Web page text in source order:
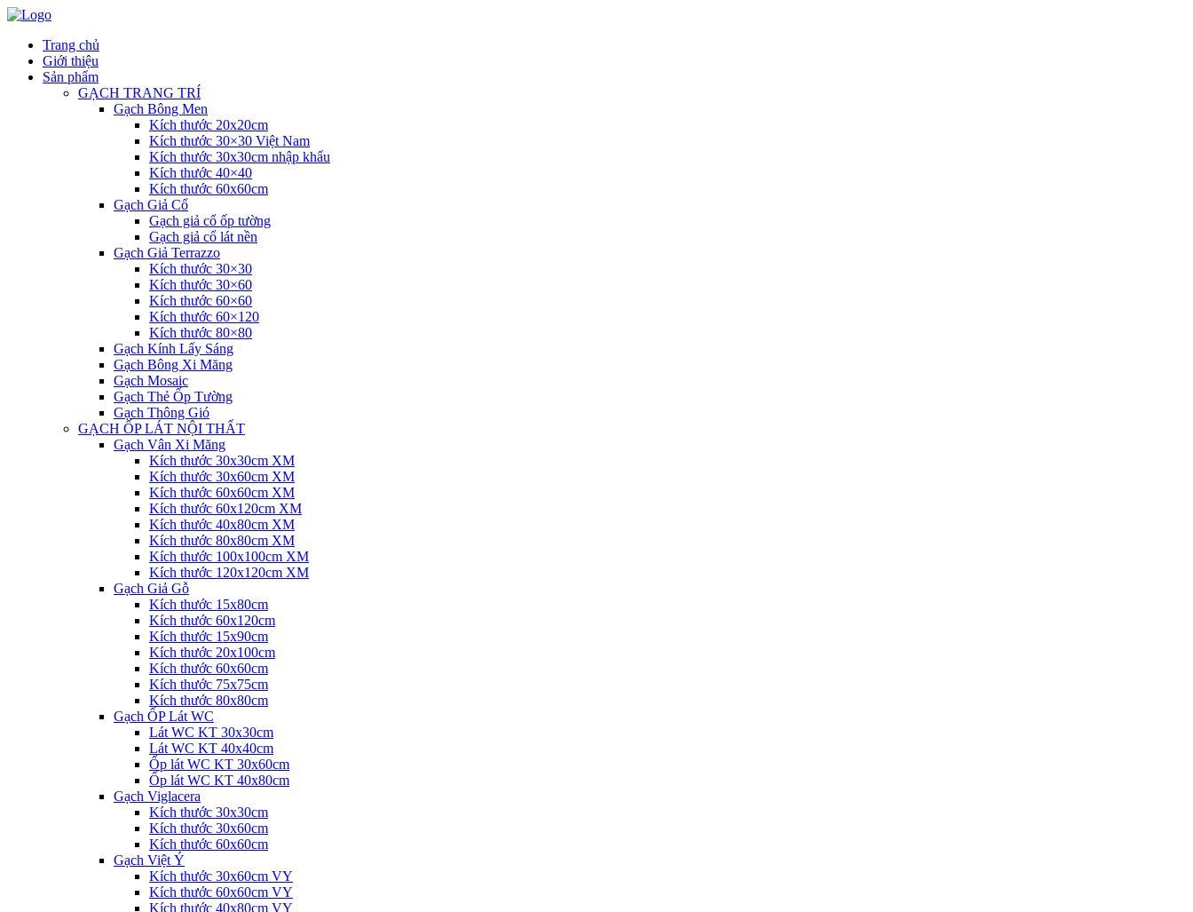
Trang chủ
Giới thiệu
Sản phẩm
GẠCH TRANG TRÍ
Gạch Bông Men
Kích thước 20x20cm
Kích thước 30×30 Việt Nam
Kích thước 30x30cm nhập khẩu
Kích thước 40×40
Kích thước 60x60cm
Gạch Giả Cổ
Gạch giả cổ ốp tường
Gạch giả cổ lát nền
Gạch Giả Terrazzo
Kích thước 30×30
Kích thước 30×60
Kích thước 60×60
Kích thước 60×120
Kích thước 80×80
Gạch Kính Lấy Sáng
Gạch Bông Xi Măng
Gạch Mosaic
Gạch Thẻ Ốp Tường
Gạch Thông Gió
GẠCH ỐP LÁT NỘI THẤT
Gạch Vân Xi Măng
Kích thước 30x30cm XM
Kích thước 30x60cm XM
Kích thước 60x60cm XM
Kích thước 60x120cm XM
Kích thước 40x80cm XM
Kích thước 80x80cm XM
Kích thước 100x100cm XM
Kích thước 120x120cm XM
Gạch Giả Gỗ
Kích thước 15x80cm
Kích thước 60x120cm
Kích thước 15x90cm
Kích thước 20x100cm
Kích thước 60x60cm
Kích thước 75x75cm
Kích thước 80x80cm
Gạch ỐP Lát WC
Lát WC KT 30x30cm
Lát WC KT 40x40cm
Ốp lát WC KT 30x60cm
Ốp lát WC KT 40x80cm
Gạch Viglacera
Kích thước 30x30cm
Kích thước 30x60cm
Kích thước 60x60cm
Gạch Việt Ý
Kích thước 30x60cm VY
Kích thước 60x60cm VY
Kích thước 40x80cm VY